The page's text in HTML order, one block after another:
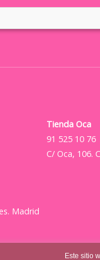
Madrid
Tienda Oca
91 525 10 76
C/ Oca, 106.
Este sitio